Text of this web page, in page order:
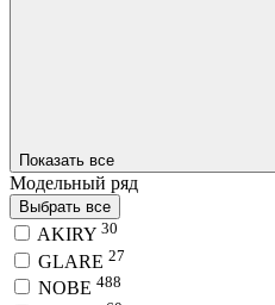
Показать все
Модельный ряд
Выбрать все
AKIRY 30
GLARE 27
NOBE 488